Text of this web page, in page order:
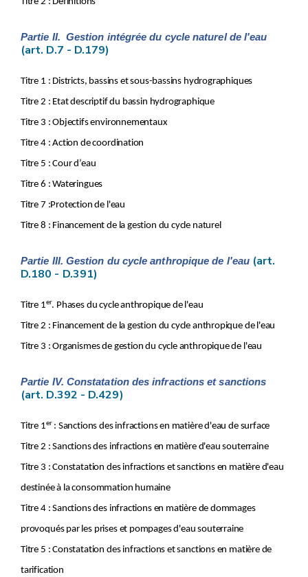
TitreIII. Objectifs environnementaux
Art.D.22.
ChapitreI .
Programme de mesures
Art.
ChapitreII. Plan de gestion
Section
Principes
Art.D.24.
Art.D.25.
Section
Art.
Art.D.27.
Art.D.29.
Art.D.30.
D.31.
Art.D.32.
Titre 5 Cours d'eau
Chapitre
Organisation des wateringues
Art.D.55.
Art.D.56.
Art.D.58.
Art.D.60.
Art.D.61.
Art.D.62.
Art.D.64.
ChapitreII. Administration des wateringues
re
Art.D.65.
D.66.
Art.D.67.
Art.D.68.
Art.D.70.
Art.D.71.
Partie II. Gestion intégrée du cycle naturel de l'eau
(art. D.7 - D.179)
Titre 1 : Districts, bassins et sous-bassins hydrographiques
Titre 2 : Etat descriptif du bassin hydrographique
Titre 3 : Objectifs environnementaux
Titre 4 : Action de coordination
Titre 5 : Cour d’eau
Titre 6 : Wateringues
Titre 7 :Protection de l'eau
Titre 8 : Financement de la gestion du cycle naturel
Partie III. Gestion du cycle anthropique de l'eau (art.
D.180 - D.391)
Titre 1er. Phases du cycle anthropique de l'eau
Titre 2 : Financement de la gestion du cycle anthropique de l'eau
Titre 3 : Organismes de gestion du cycle anthropique de l'eau
Partie IV. Constatation des infractions et sanctions
(art. D.392 - D.429)
Titre 1er : Sanctions des infractions en matière d'eau de surface
Titre 2 : Sanctions des infractions en matière d'eau souterraine
Titre 3 : Constatation des infractions et sanctions en matière d'eau
destinée à la consommation humaine
Titre 4 : Sanctions des infractions en matière de dommages
provoqués par les prises et pompages d'eau souterraine
Titre 5 : Constatation des infractions et sanctions en matière de
tarification